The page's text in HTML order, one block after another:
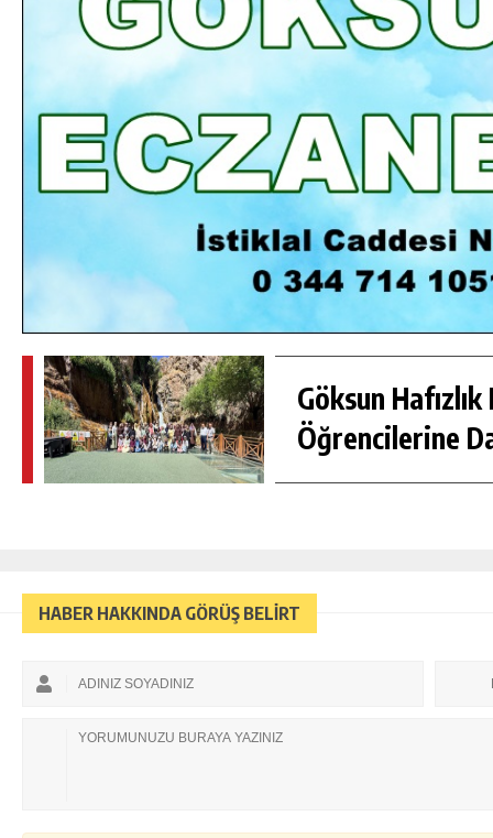
Göksun Hafızlık
Öğrencilerine
HABER HAKKINDA GÖRÜŞ BELİRT
GÜNLÜK HABER AKIŞI
GÖKSUN HAFIZLIK KIZ KUR’AN KURSU
ÖĞRENCILERINE DARENDE GEZISI.